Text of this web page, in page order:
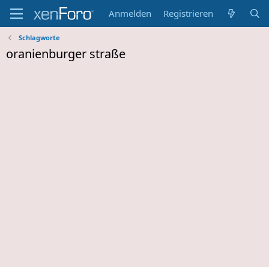
Anmelden Registrieren
Schlagworte
oranienburger straße